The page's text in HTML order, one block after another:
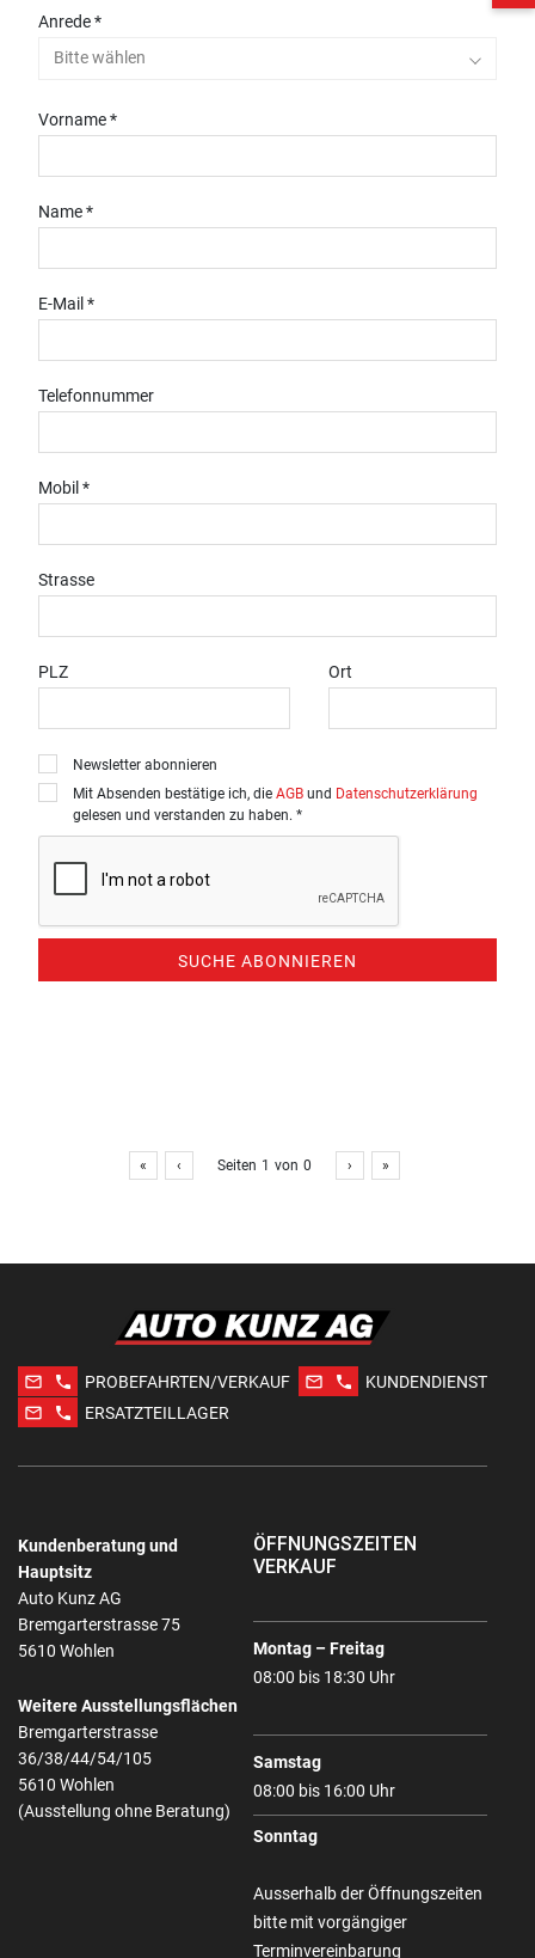
Anrede *
Bitte wählen
Vorname *
Name *
E-Mail *
Telefonnummer
Mobil *
Strasse
PLZ Ort
Newsletter abonnieren
Mit Absenden bestätige ich, die AGB und Datenschutzerklärung
gelesen und verstanden zu haben. *
SUCHE ABONNIEREN
« ‹ Seiten 1 von 0 › »
mail_outline phone PROBEFAHRTEN/VERKAUF mail_outline phone
KUNDENDIENST
mail_outline
phone ERSATZTEILLAGER
Kundenberatung und
Hauptsitz
Auto Kunz AG
Bremgarterstrasse 75
5610 Wohlen
Weitere Ausstellungsflächen
Bremgarterstrasse
36/38/44/54/105
5610 Wohlen
(Ausstellung ohne Beratung)
ÖFFNUNGSZEITEN
VERKAUF
Montag – Freitag
08:00 bis 18:30 Uhr
Samstag
08:00 bis 16:00 Uhr
Sonntag
Ausserhalb der Öffnungszeiten
bitte mit vorgängiger
Terminvereinbarung